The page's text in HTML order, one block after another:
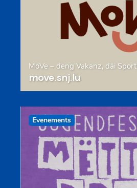
MoVe – deng Vakanz, däi Sport
move.snj.lu
Evenements